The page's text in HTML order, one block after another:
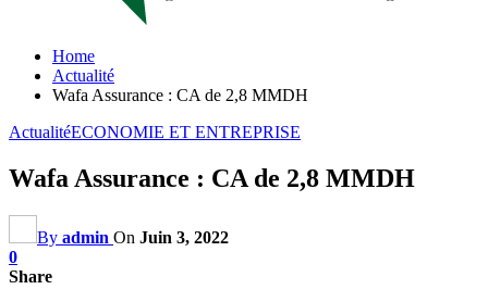
Home
Actualité
Wafa Assurance : CA de 2,8 MMDH
ActualitéECONOMIE ET ENTREPRISE
Wafa Assurance : CA de 2,8 MMDH
By admin On Juin 3, 2022
0
Share